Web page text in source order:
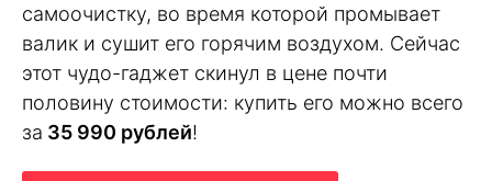
самоочистку, во время которой промывает
валик и сушит его горячим воздухом. Сейчас
этот чудо-гаджет скинул в цене почти
половину стоимости: купить его можно всего
за 35 990 рублей!